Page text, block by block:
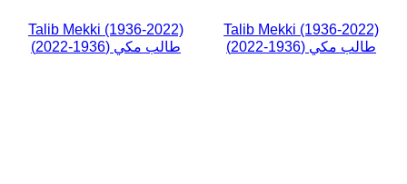
Talib Mekki (1936-2022)
طالب مكي (1936-2022)
Talib Mekki (1936-2022)
طالب مكي (1936-2022)